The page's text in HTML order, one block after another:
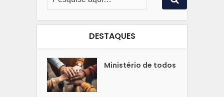
DESTAQUES
Ministério de todos